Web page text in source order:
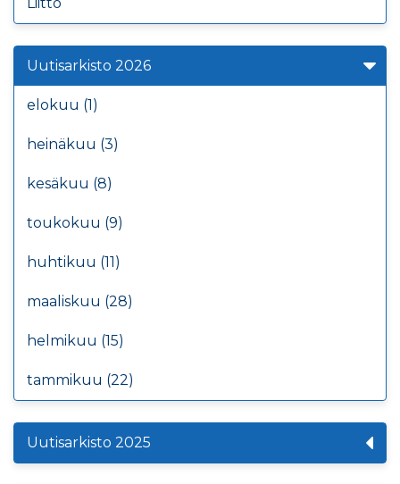
Uutisarkisto 2026
elokuu (1)
heinäkuu (3)
kesäkuu (8)
toukokuu (9)
huhtikuu (11)
maaliskuu (28)
helmikuu (15)
tammikuu (22)
Uutisarkisto 2025